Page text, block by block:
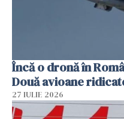
Încă o dronă în
Două avioane
27 IULIE 2026